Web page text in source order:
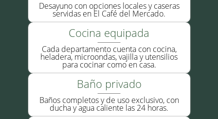
Desayuno con opciones locales y caseras
servidas en El Café del Mercado.
Cocina equipada
Cada departamento cuenta con cocina,
heladera, microondas, vajilla y utensilios
para cocinar como en casa.
Baño privado
Baños completos y de uso exclusivo, con
ducha y agua caliente las 24 horas.